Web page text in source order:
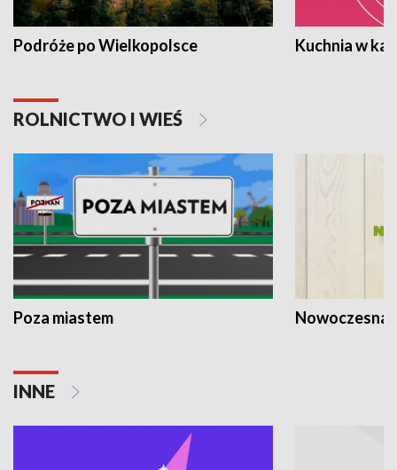
Podróże po Wielkopolsce Kuchnia w
ROLNICTWO I WIEŚ
Poza miastem Nowoczesna
INNE